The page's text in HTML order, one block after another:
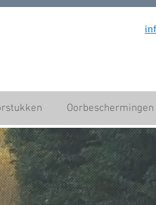
Oorbeschermingen